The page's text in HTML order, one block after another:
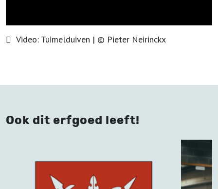
Video: Tuimelduiven | © Pieter Neirinckx
Ook dit erfgoed leeft!